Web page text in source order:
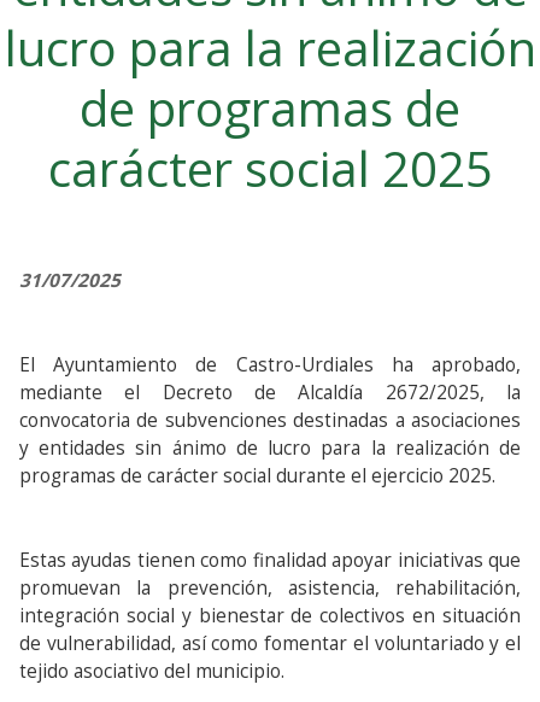
lucro para la realización
de programas de
carácter social 2025
31/07/2025
El Ayuntamiento de Castro-Urdiales ha aprobado,
mediante el Decreto de Alcaldía 2672/2025, la
convocatoria de subvenciones destinadas a asociaciones
y entidades sin ánimo de lucro para la realización de
programas de carácter social durante el ejercicio 2025.
Estas ayudas tienen como finalidad apoyar iniciativas que
promuevan la prevención, asistencia, rehabilitación,
integración social y bienestar de colectivos en situación
de vulnerabilidad, así como fomentar el voluntariado y el
tejido asociativo del municipio.